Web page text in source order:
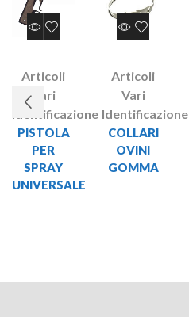
Articoli
Vari
Identificazione
PISTOLA
PER
SPRAY
UNIVERSALE
Articoli
Vari
Identificazione
COLLARI
OVINI
GOMMA